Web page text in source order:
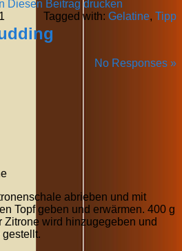
Diesen Beitrag drucken
Tagged with: Gelatine, Tipp
No Responses »
abrieben und mit
Topf geben und erwärmen. 400 g
Zitrone wird hinzugegeben und